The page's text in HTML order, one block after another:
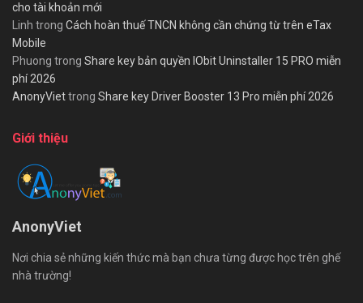
cho tài khoản mới
Linh trong Cách hoàn thuế TNCN không cần chứng từ trên eTax
Mobile
Phuong trong Share key bản quyền IObit Uninstaller 15 PRO miễn
phí 2026
AnonyViettrong Share key Driver Booster 13 Pro miễn phí 2026
Giới thiệu
AnonyViet
Nơi chia sẻ những kiến thức mà bạn chưa từng được học trên ghế
nhà trường!